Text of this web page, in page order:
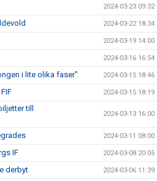
2024-03-23 09:32
2024-03-22 18:34
2024-03-19 14:00
2024-03-16 16:54
i lite olika faser" 2024-03-15 18:46
2024-03-15 18:19
till
2024-03-13 16:00
2024-03-11 08:00
IF 2024-03-08 20:05
derbyt 2024-03-06 11:39